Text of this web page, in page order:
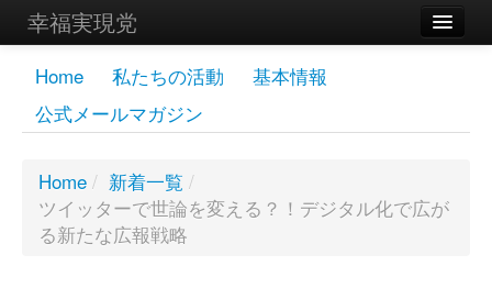
幸福実現党
メンバーズページ
党員
お問い合わせ
Home 私たちの活動
基本情報
公式メールマガジン
Home / 新着一覧 /
ツイッターで世論を変える？！デジタル化で広が
る新たな広報戦略